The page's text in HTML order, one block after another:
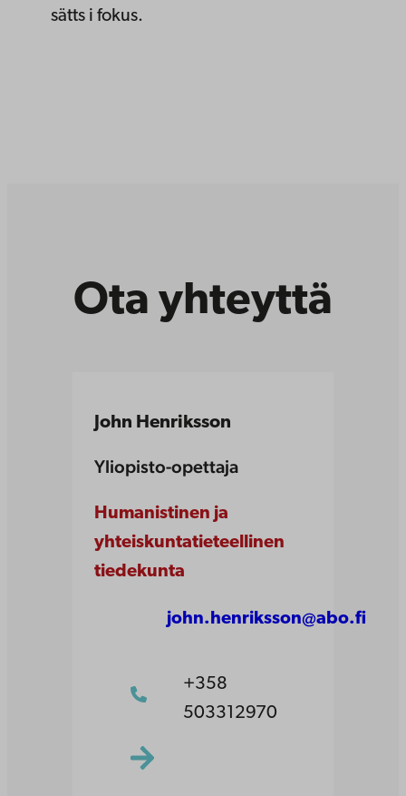
sätts i fokus.
Ota yhteyttä
John Henriksson
Yliopisto-opettaja
Humanistinen ja
yhteiskuntatieteellinen
tiedekunta
john.henriksson@abo.fi
+358
503312970